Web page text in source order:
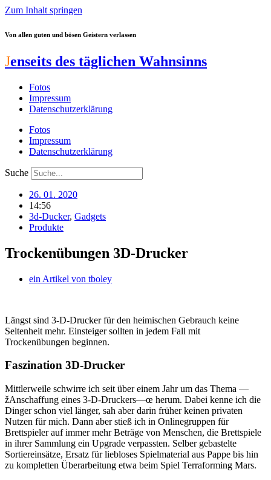
Zum Inhalt springen
Von allen guten und bösen Geistern verlassen
Jenseits des täglichen Wahnsinns
Fotos
Impressum
Datenschutzerklärung
Fotos
Impressum
Datenschutzerklärung
Suche
26. 01. 2020
14:56
3d-Ducker, Gadgets
Produkte
Trockenübungen 3D-Drucker
ein Artikel von tboley
Längst sind 3-D-Drucker für den heimischen Gebrauch keine
Seltenheit mehr. Einsteiger sollten in jedem Fall mit
Trockenübungen beginnen.
Faszination 3D-Drucker
Mittlerweile schwirre ich seit über einem Jahr um das Thema —
žAnschaffung eines 3-D-Druckers—œ herum. Dabei kenne ich die
Dinger schon viel länger, sah aber darin früher keinen privaten
Nutzen für mich. Dann aber stieß ich in Onlinegruppen für
Brettspieler auf immer mehr Beträge von Menschen, die Brettspiele
in ihrer Sammlung ein Upgrade verpassten. Selber gebastelte
Sortiereinsätze, Ersatz für liebloses Spielmaterial aus Pappe bis hin
zu kompletten Überarbeitung etwa beim Spiel Terraforming Mars.